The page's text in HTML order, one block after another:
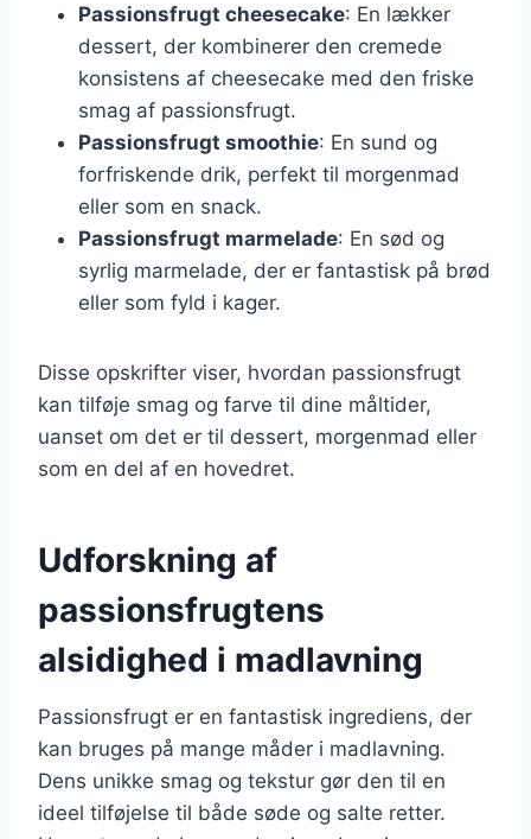
Passionsfrugt cheesecake: En lækker
dessert, der kombinerer den cremede
konsistens af cheesecake med den friske
smag af passionsfrugt.
Passionsfrugt smoothie: En sund og
forfriskende drik, perfekt til morgenmad
eller som en snack.
Passionsfrugt marmelade: En sød og
syrlig marmelade, der er fantastisk på brød
eller som fyld i kager.
Disse opskrifter viser, hvordan passionsfrugt
kan tilføje smag og farve til dine måltider,
uanset om det er til dessert, morgenmad eller
som en del af en hovedret.
Udforskning af
passionsfrugtens
alsidighed i madlavning
Passionsfrugt er en fantastisk ingrediens, der
kan bruges på mange måder i madlavning.
Dens unikke smag og tekstur gør den til en
ideel tilføjelse til både søde og salte retter.